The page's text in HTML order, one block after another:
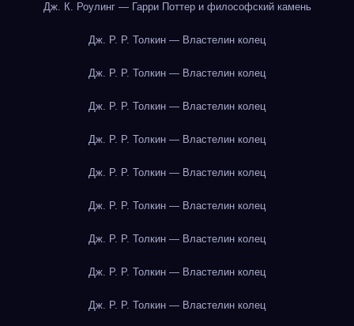
Дж. К. Роулинг — Гарри Поттер и философский камень
Дж. Р. Р. Толкин — Властелин колец
Дж. Р. Р. Толкин — Властелин колец
Дж. Р. Р. Толкин — Властелин колец
Дж. Р. Р. Толкин — Властелин колец
Дж. Р. Р. Толкин — Властелин колец
Дж. Р. Р. Толкин — Властелин колец
Дж. Р. Р. Толкин — Властелин колец
Дж. Р. Р. Толкин — Властелин колец
Дж. Р. Р. Толкин — Властелин колец